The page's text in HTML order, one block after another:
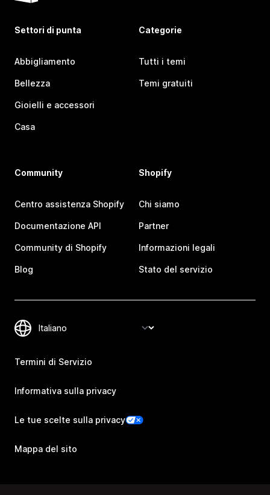
Settori di punta
Abbigliamento
Bellezza
Gioielli e accessori
Casa
Categorie
Tutti i temi
Temi gratuiti
Community
Centro assistenza Shopify
Documentazione API
Community di Shopify
Blog
Shopify
Chi siamo
Partner
Informazioni legali
Stato del servizio
Termini di Servizio
Informativa sulla privacy
Le tue scelte sulla privacy
Mappa del sito